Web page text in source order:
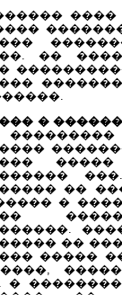
��
�
��
�
��
�����
�